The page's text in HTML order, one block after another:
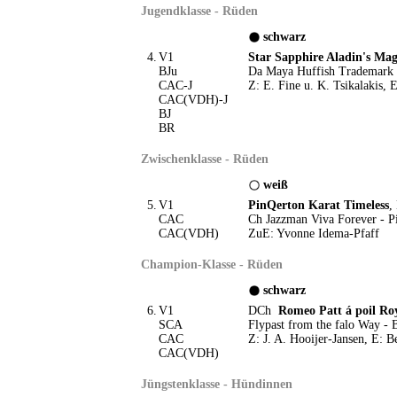
Jugendklasse - Rüden
schwarz
4. V1
BJu
CAC-J
CAC(VDH)-J
BJ
BR
Star Sapphire Aladin's
Da Maya Huffish
Z: E. Fine u. K. Tsikalakis,
Zwischenklasse - Rüden
weiß
5. V1
CAC
CAC(VDH)
PinQerton Karat Timeless,
Ch Jazzman Viva Forever -
ZuE: Yvonne Idema-Pfaff
Champion-Klasse - Rüden
schwarz
6. V1
SCA
CAC
CAC(VDH)
DCh Romeo Patt á poil
Flypast from the falo Way -
Z: J. A. Hooijer-Jansen, E:
Jüngstenklasse - Hündinnen